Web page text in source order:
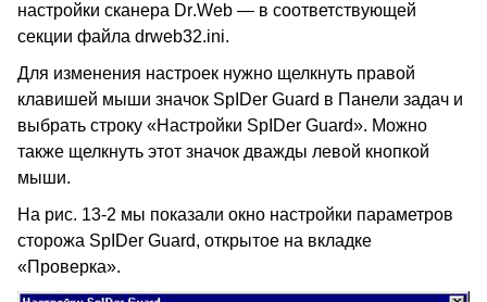
настройки сканера Dr.Web — в соответствующей
секции файла drweb32.ini.
Для изменения настроек нужно щелкнуть правой
клавишей мыши значок SpIDer Guard в Панели задач и
выбрать строку «Настройки SpIDer Guard». Можно
также щелкнуть этот значок дважды левой кнопкой
мыши.
На рис. 13-2 мы показали окно настройки параметров
сторожа SpIDer Guard, открытое на вкладке
«Проверка».